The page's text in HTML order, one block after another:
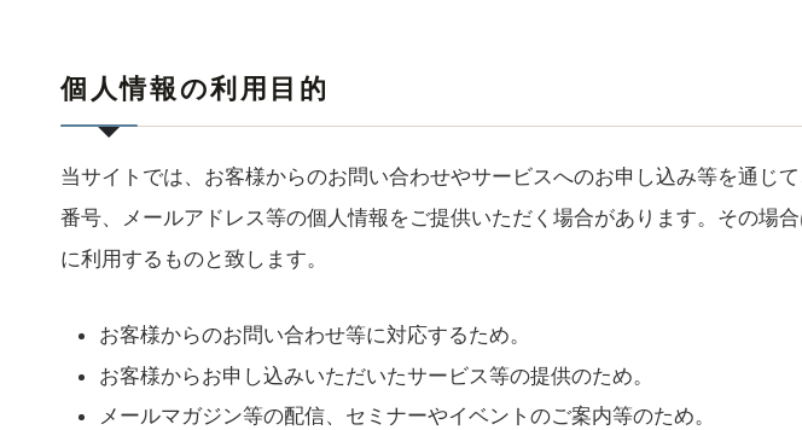
個人情報の利用目的
当サイトでは、お客様からのお問い合わせやサービスへのお申し込み等を通じ
番号、メールアドレス等の個人情報をご提供いただく場合があります。その場
に利用するものと致します。
お客様からのお問い合わせ等に対応するため。
お客様からお申し込みいただいたサービス等の提供のため。
メールマガジン等の配信、セミナーやイベントのご案内等のため。